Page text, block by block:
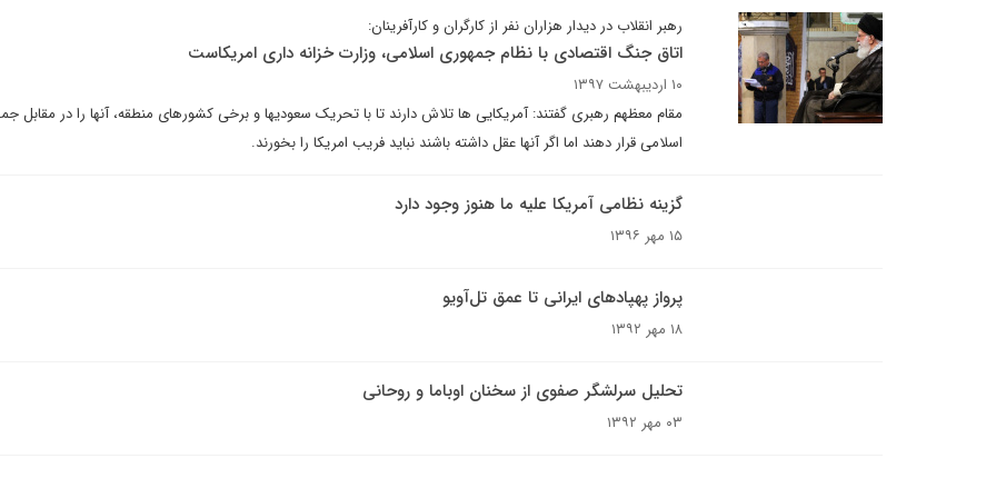
رهبر انقلاب در دیدار هزاران نفر از کارگران و کارآفرینان:
اتاق جنگ اقتصادی با نظام جمهوری اسلامی، وزارت خزانه داری امریکاست
۱۰ اردیبهشت ۱۳۹۷
مقام معظهم رهبری گفتند: آمریکایی ها تلاش دارند تا با تحریک سعودیها و برخی کشورهای منطقه، آنها را در مقابل
اسلامی قرار دهند اما اگر آنها عقل داشته باشند نباید فریب امریکا را بخورند.
گزینه نظامی آمریکا علیه ما هنوز وجود دارد
۱۵ مهر ۱۳۹۶
پرواز پهپادهای ایرانی تا عمق تل‌آویو
۱۸ مهر ۱۳۹۲
تحلیل سرلشگر صفوی از سخنان اوباما و روحانی
۰۳ مهر ۱۳۹۲